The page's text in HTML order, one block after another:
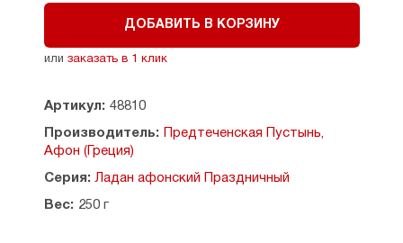
На уголек кладется 2-3 гранулы ладана. Есть
на лампаду (« паучок
чудесный аромат на весь дом.
ДОБАВИТЬ В КОРЗИНУ
или заказать в 1 клик
Артикул: 48810
Производитель:
Предтеченская Пустынь,
Афон (Греция)
Серия: Ладан афонский Праздничный
Вес: 250 г